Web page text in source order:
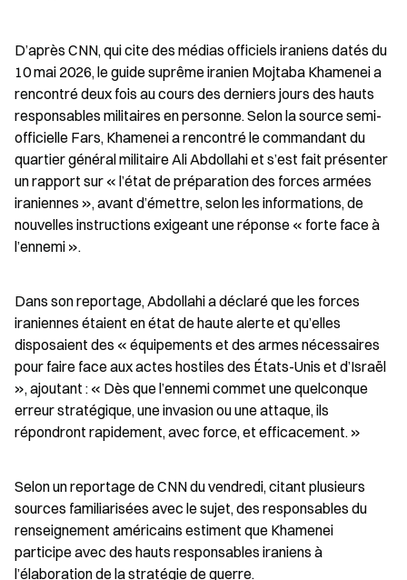
D’après CNN, qui cite des médias officiels iraniens datés du
10 mai 2026, le guide suprême iranien Mojtaba Khamenei a
rencontré deux fois au cours des derniers jours des hauts
responsables militaires en personne. Selon la source semi-
officielle Fars, Khamenei a rencontré le commandant du
quartier général militaire Ali Abdollahi et s’est fait présenter
un rapport sur « l’état de préparation des forces armées
iraniennes », avant d’émettre, selon les informations, de
nouvelles instructions exigeant une réponse « forte face à
l’ennemi ».
Dans son reportage, Abdollahi a déclaré que les forces
iraniennes étaient en état de haute alerte et qu’elles
disposaient des « équipements et des armes nécessaires
pour faire face aux actes hostiles des États-Unis et d’Israël
», ajoutant : « Dès que l’ennemi commet une quelconque
erreur stratégique, une invasion ou une attaque, ils
répondront rapidement, avec force, et efficacement. »
Selon un reportage de CNN du vendredi, citant plusieurs
sources familiarisées avec le sujet, des responsables du
renseignement américains estiment que Khamenei
participe avec des hauts responsables iraniens à
l’élaboration de la stratégie de guerre.